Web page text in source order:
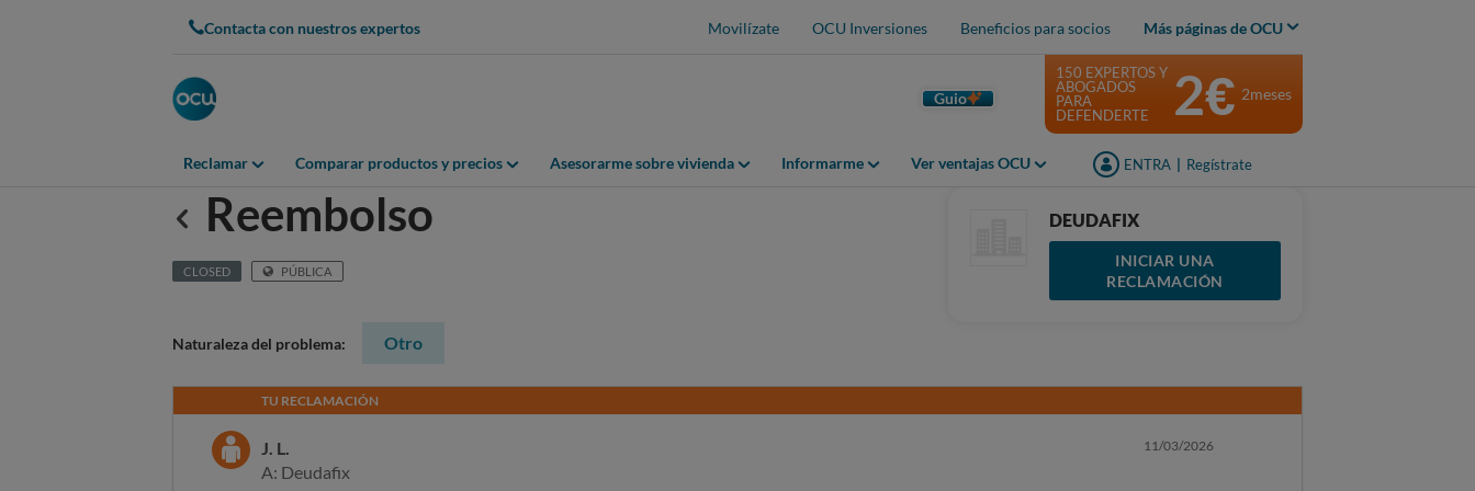
Contacta con nuestros expertos Movilízate OCU Inversiones Beneficios para socios Más páginas de OCU
Guio
Reclamar Comparar productos y precios Asesorarme sobre vivienda Informarme Ver ventajas OCU ENTRA Regístrate
150 EXPERTOS Y
ABOGADOS
PARA
DEFENDERTE
2€ 2meses
Anterior
Reembolso
CLOSED PÚBLICA
DEUDAFIX
INICIAR UNA
RECLAMACIÓN
Naturaleza del problema: Otro
TU RECLAMACIÓN
J. L.
A: Deudafix
11/03/2026